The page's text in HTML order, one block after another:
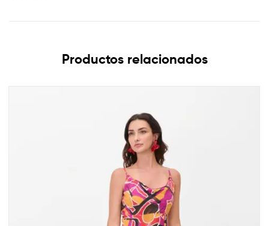
Productos relacionados